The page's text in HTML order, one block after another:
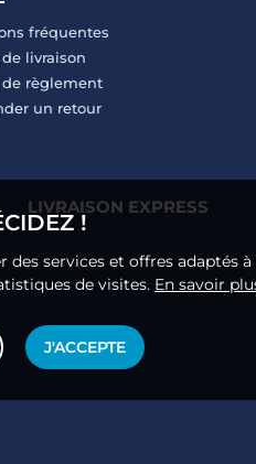
fréquentes
livraison
de règlement
un retour
LIVRAISON EXPRESS
!
services et offres adaptés
de visites. En savoir
J'ACCEPTE